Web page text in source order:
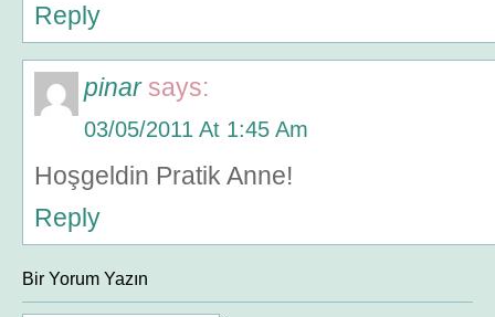
Reply
pinar says:
03/05/2011 At 1:45 Am
Hoşgeldin Pratik Anne!
Reply
Bir Yorum Yazın